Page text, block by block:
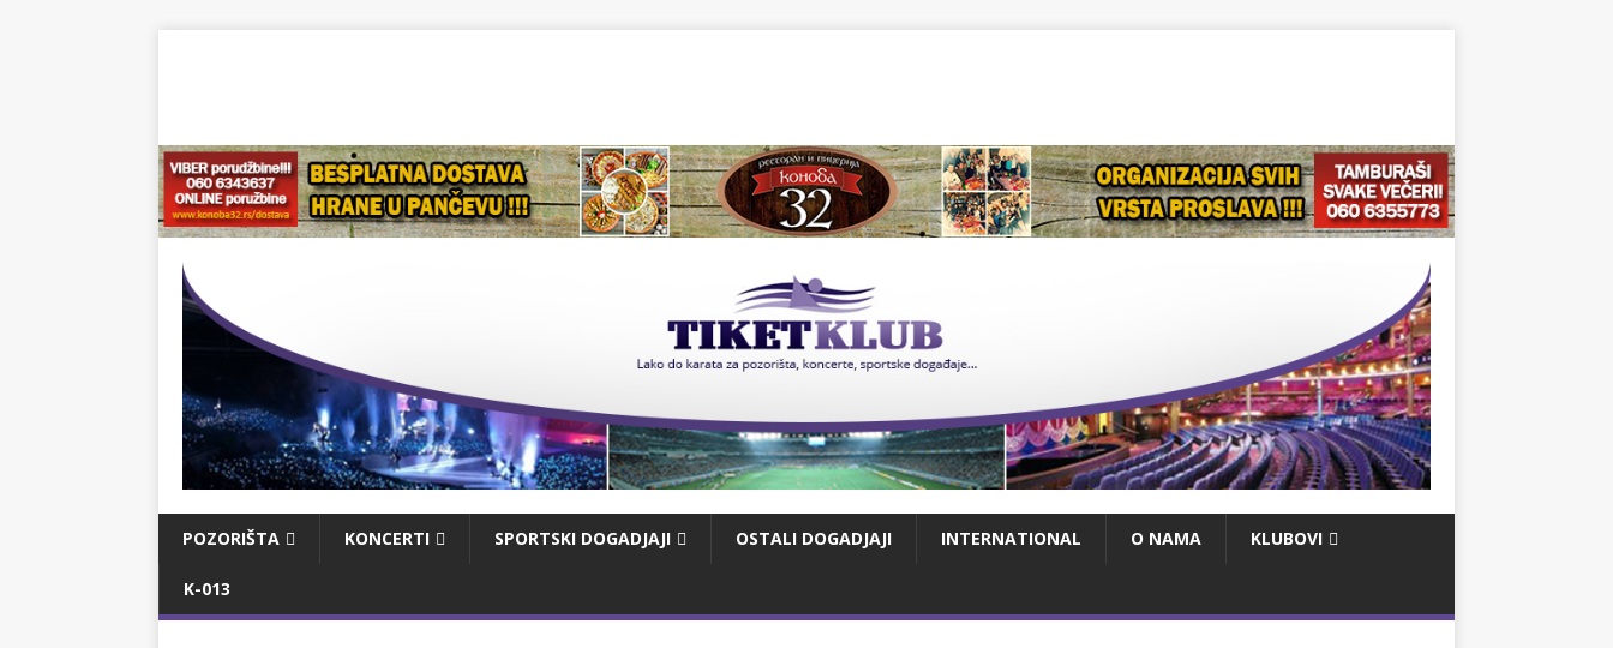
POZORIŠTA KONCERTI SPORTSKI DOGADJAJI OSTALI DOGADJAJI INTERNATIONAL O NAMA KLUBOVI
K-013